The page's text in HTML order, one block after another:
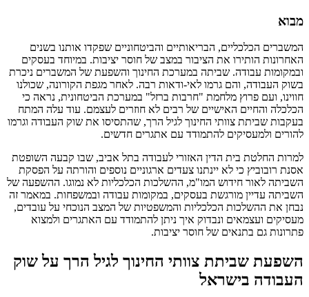
מבוא
המשברים הכלכליים, הבריאותיים והביטחוניים שפקדו אותנו בשנים
האחרונות הותירו את הציבור במצב של חוסר יציבות. במיוחד בעסקים
ובמקומות עבודה. שביתה במערכת החינוך והשפעת של המשברים ניכרת
בשוק העבודה, והם גרמו לאי-ודאות רבה. לאחר מגפת הקורונה, שכולנו
חווינו, ועם פרוץ מלחמת "חרבות ברזל" במערכת הביטחונית, נראה כי
הכלכלה והחיים האישיים של רבים לא חוזרים לעצמם. עוד עלה המתח
בעקבות שביתת צוותי החינוך לגיל הרך, שהתסיסו את שוק העבודה וגרמו
להורים ולמעסיקים להתמודד עם אתגרים חדשים.
למרות החלטת בית הדין האזורי לעבודה בתל אביב, שבו קבעה השופטת
אסנת רובוביץ כי לא יינתנו צעדים ארגוניים נוספים והורתה על הפסקת
השביתה לאור חידוש המו"מ, ההשלכות הכלכליות לא נמוגו. ההשפעה של
השביתה עדיין מורגשת בעסקים, במקומות עבודה ובמשפחות. במאמר זה
נבחן את ההשלכות הכלכליות והמשפטיות של המצב הנוכחי על עובדים,
מעסיקים ועצמאים ונבדוק איך ניתן להתמודד עם האתגרים ולמצוא
פתרונות גם בתנאים של חוסר יציבות.
השפעת שביתת צוותי החינוך לגיל הרך על שוק
העבודה בישראל